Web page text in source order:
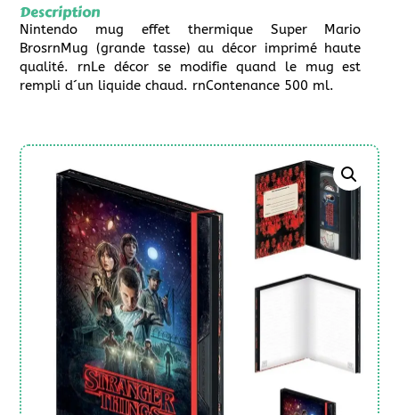
Description
Nintendo mug effet thermique Super Mario
BrosrnMug (grande tasse) au décor imprimé haute
qualité. rnLe décor se modifie quand le mug est
rempli d´un liquide chaud. rnContenance 500 ml.